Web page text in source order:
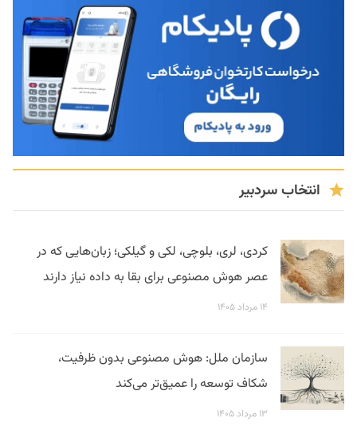
انتخاب سردبیر
کردی، لری، بلوچی، لکی و گیلکی؛ زبان‌هایی که در
عصر هوش مصنوعی برای بقا به داده نیاز دارند
۱۴ مرداد ۱۴۰۵
سازمان ملل: هوش مصنوعی بدون ظرفیت،
شکاف توسعه را عمیق‌تر می‌کند
۱۳ مرداد ۱۴۰۵